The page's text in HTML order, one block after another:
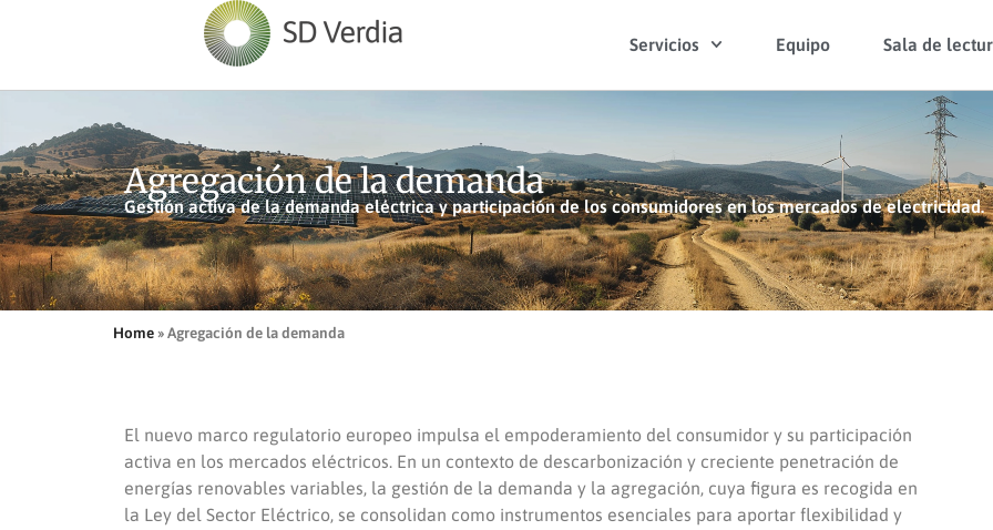
Servicios Equipo Sala de
Agregación de la demanda
Gestión activa de la demanda eléctrica y participación de los consumidores en los mercados de electricidad.
Home»Agregación de la demanda
El nuevo marco regulatorio europeo impulsa el empoderamiento del consumidor y su participación
activa en los mercados eléctricos. En un contexto de descarbonización y creciente penetración de
energías renovables variables, la gestión de la demanda y la agregación, cuya figura es recogida en
la Ley del Sector Eléctrico, se consolidan como instrumentos esenciales para aportar flexibilidad y